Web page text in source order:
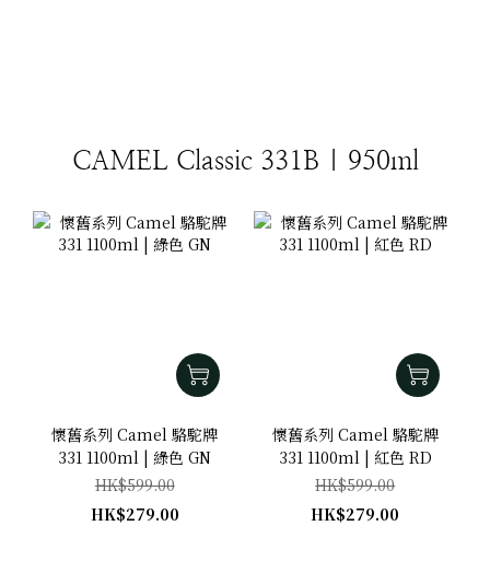
CAMEL Classic 331B | 950ml
懷舊系列 Camel 駱駝牌
331 1100ml | 綠色 GN
HK$599.00
HK$279.00
懷舊系列 Camel 駱駝牌
331 1100ml | 紅色 RD
HK$599.00
HK$279.00